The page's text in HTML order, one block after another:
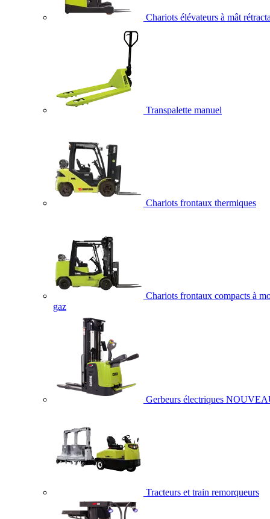
Chariots élévateurs à mât
Transpalette manuel
Chariots frontaux thermiques
Chariots frontaux compacts à
gaz
Gerbeurs électriques
Tracteurs et train remorqueurs